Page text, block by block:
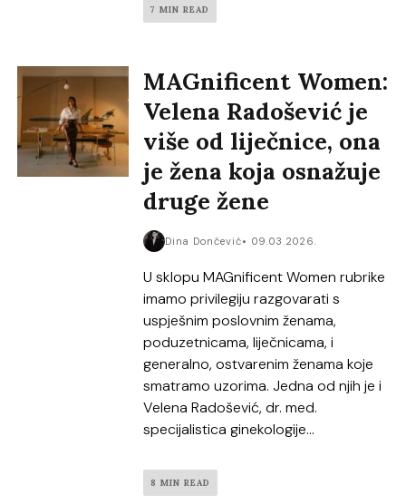
7 MIN READ
MAGnificent Women:
Velena Radošević je
više od liječnice, ona
je žena koja osnažuje
druge žene
Dina Dončević 09.03.2026.
U sklopu MAGnificent Women rubrike
imamo privilegiju razgovarati s
uspješnim poslovnim ženama,
poduzetnicama, liječnicama, i
generalno, ostvarenim ženama koje
smatramo uzorima. Jedna od njih je i
Velena Radošević, dr. med.
specijalistica ginekologije...
8 MIN READ